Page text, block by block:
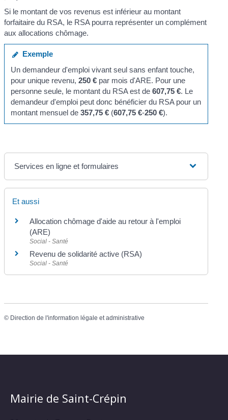
Si le montant de vos revenus est inférieur au montant
forfaitaire du RSA, le RSA pourra représenter un complément
aux allocations chômage.
Exemple
Un demandeur d'emploi vivant seul sans enfant touche,
pour unique revenu, 250 €par mois d'ARE. Pour une
personne seule, le montant du RSA est de 607,75 €. Le
demandeur d'emploi peut donc bénéficier du RSA pour un
montant mensuel de 357,75 €(607,75 €-250 €).
Services en ligne et formulaires
Et aussi
Allocation chômage d'aide au retour à l'emploi
(ARE)
Social - Santé
Revenu de solidarité active (RSA)
Social - Santé
© Direction de l'information légale et administrative
Mairie de Saint-Crépin